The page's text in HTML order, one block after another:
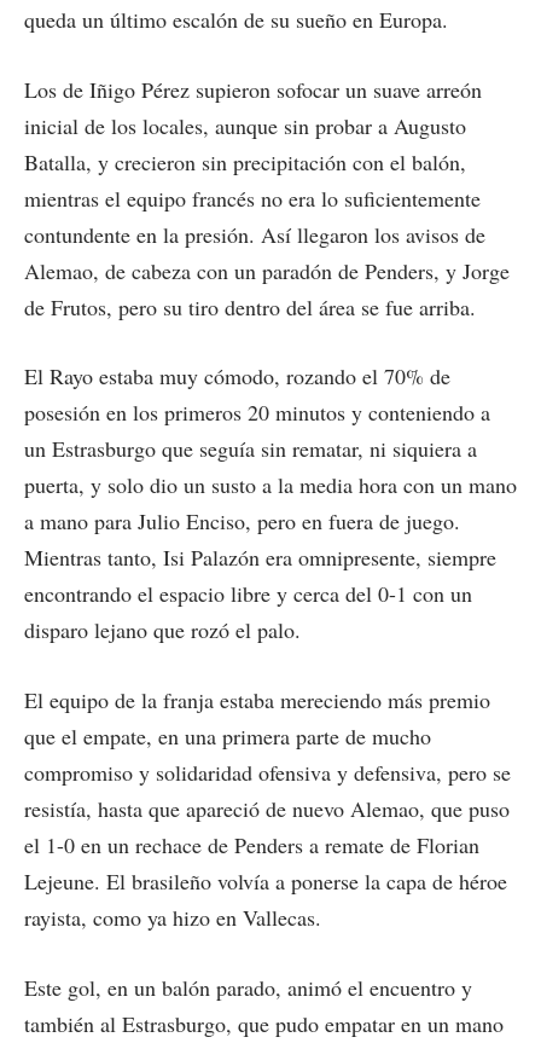
queda un último escalón de su sueño en Europa.
Los de Iñigo Pérez supieron sofocar un suave arreón
inicial de los locales, aunque sin probar a Augusto
Batalla, y crecieron sin precipitación con el balón,
mientras el equipo francés no era lo suficientemente
contundente en la presión. Así llegaron los avisos de
Alemao, de cabeza con un paradón de Penders, y Jorge
de Frutos, pero su tiro dentro del área se fue arriba.
El Rayo estaba muy cómodo, rozando el 70% de
posesión en los primeros 20 minutos y conteniendo a
un Estrasburgo que seguía sin rematar, ni siquiera a
puerta, y solo dio un susto a la media hora con un mano
a mano para Julio Enciso, pero en fuera de juego.
Mientras tanto, Isi Palazón era omnipresente, siempre
encontrando el espacio libre y cerca del 0-1 con un
disparo lejano que rozó el palo.
El equipo de la franja estaba mereciendo más premio
que el empate, en una primera parte de mucho
compromiso y solidaridad ofensiva y defensiva, pero se
resistía, hasta que apareció de nuevo Alemao, que puso
el 1-0 en un rechace de Penders a remate de Florian
Lejeune. El brasileño volvía a ponerse la capa de héroe
rayista, como ya hizo en Vallecas.
Este gol, en un balón parado, animó el encuentro y
también al Estrasburgo, que pudo empatar en un mano